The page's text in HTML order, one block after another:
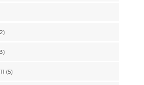
(5)